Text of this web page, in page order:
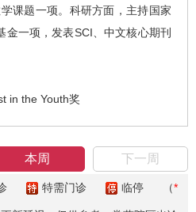
课题一项。科研方面，主持国家
金一项，发表SCI、中文核心期刊
the Youth奖
本周 下一周
特需门诊 临停 （*